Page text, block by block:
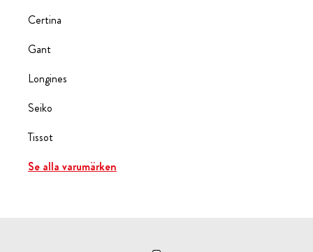
Certina
Gant
Longines
Seiko
Tissot
Se alla varumärken